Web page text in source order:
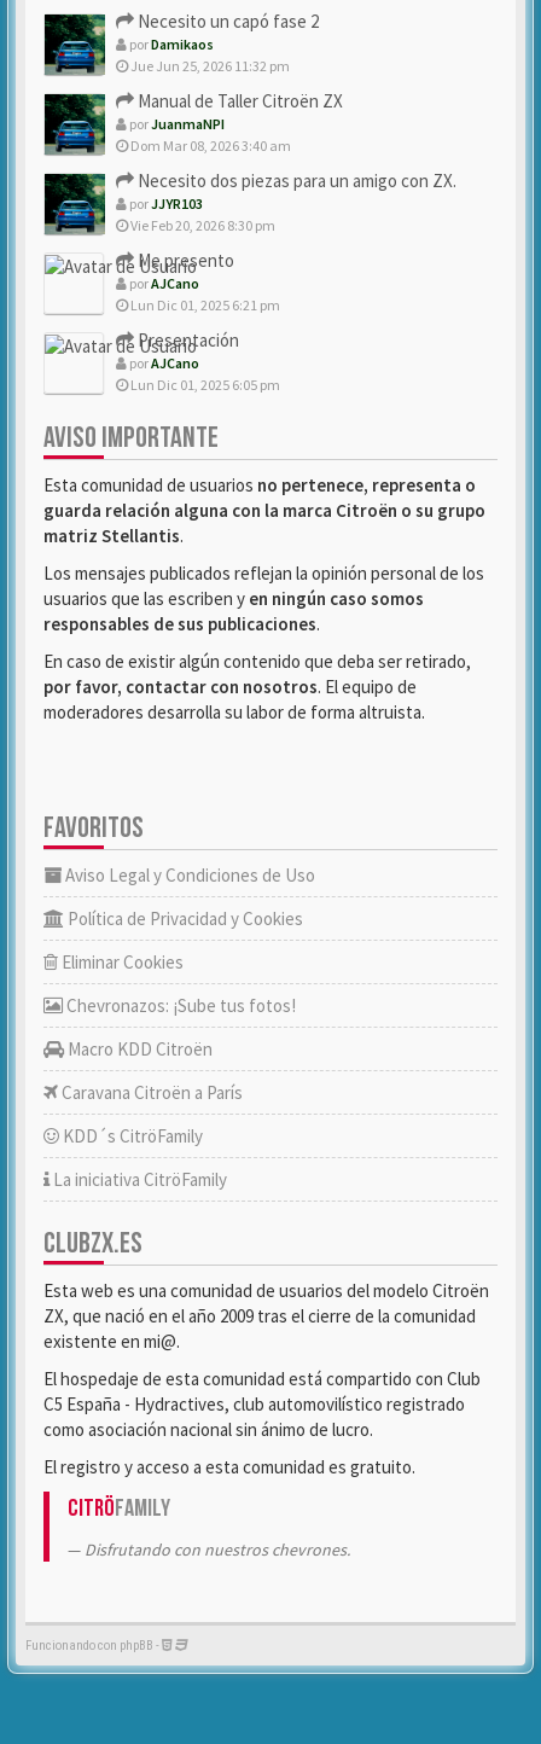
Necesito un capó fase 2
porDamikaos
Jue Jun 25, 2026 11:32 pm
Manual de Taller Citroën ZX
porJuanmaNPI
Dom Mar 08, 2026 3:40 am
Necesito dos piezas para un amigo con ZX.
porJJYR103
Vie Feb 20, 2026 8:30 pm
Me presento
porAJCano
Lun Dic 01, 2025 6:21 pm
Presentación
porAJCano
Lun Dic 01, 2025 6:05 pm
AVISO IMPORTANTE
Esta comunidad de usuarios no pertenece, representa o
guarda relación alguna con la marca Citroën o su grupo
matriz Stellantis.
Los mensajes publicados reflejan la opinión personal de los
usuarios que las escriben y en ningún caso somos
responsables de sus publicaciones.
En caso de existir algún contenido que deba ser retirado,
por favor, contactar con nosotros. El equipo de
moderadores desarrolla su labor de forma altruista.
FAVORITOS
Aviso Legal y Condiciones de Uso
Política de Privacidad y Cookies
Eliminar Cookies
Chevronazos: ¡Sube tus fotos!
Macro KDD Citroën
Caravana Citroën a París
KDD´s CitröFamily
La iniciativa CitröFamily
CLUBZX.ES
Esta web es una comunidad de usuarios del modelo Citroën
ZX, que nació en el año 2009 tras el cierre de la comunidad
existente en mi@.
El hospedaje de esta comunidad está compartido con Club
C5 España - Hydractives, club automovilístico registrado
como asociación nacional sin ánimo de lucro.
El registro y acceso a esta comunidad es gratuito.
CitröFamily
Disfrutando con nuestros chevrones.
Funcionando con phpBB -